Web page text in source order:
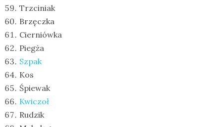
Trzciniak
Brzęczka
Cierniówka
Piegża
Szpak
Kos
Śpiewak
Kwiczoł
Rudzik